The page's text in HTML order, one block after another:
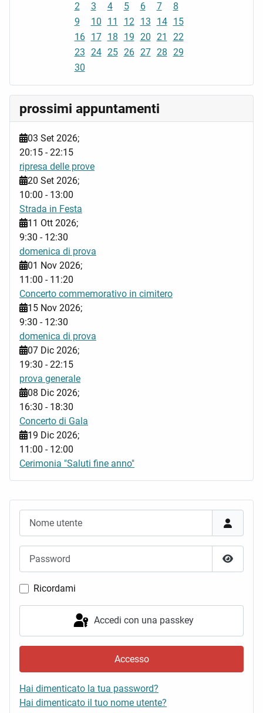
Mostra
Ricordami
Accedi con una passkey
Accesso
Hai dimenticato la tua password?
Hai dimenticato il tuo nome utente?
2
3 4 5 6 7
8
9
10 11 12 13 14
15
16
17 18 19 20 21
22
23 24 25 26 27 28 29
30
prossimi appuntamenti
03 Set 2026;
20:15 -22:15
ripresa delle prove
20 Set 2026;
10:00 - 13:00
Strada in Festa
11 Ott 2026;
9:30 - 12:30
domenica di prova
01 Nov 2026;
11:00 - 11:20
Concerto commemorativo in cimitero
15 Nov 2026;
9:30 - 12:30
domenica di prova
07 Dic 2026;
19:30 -22:15
prova generale
08 Dic 2026;
16:30 - 18:30
Concerto di Gala
19 Dic 2026;
11:00 - 12:00
Cerimonia "Saluti fine anno"